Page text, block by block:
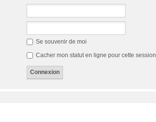
Se souvenir de moi
Cacher mon statut en ligne pour cette session